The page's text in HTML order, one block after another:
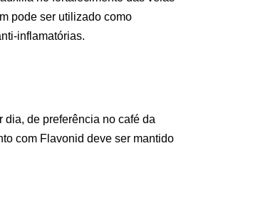
pode ser utilizado como
inflamatórias.
de preferência no café da
com Flavonid deve ser mantido